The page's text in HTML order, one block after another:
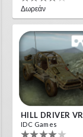
Δωρεάν
HILL DRIVER VR
IDC Games